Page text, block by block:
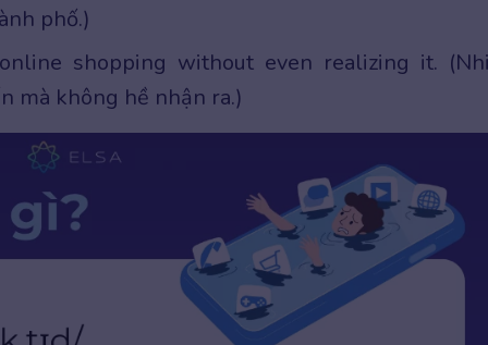
phố.)
shopping without even realizing it.
mà không hề nhận ra.)